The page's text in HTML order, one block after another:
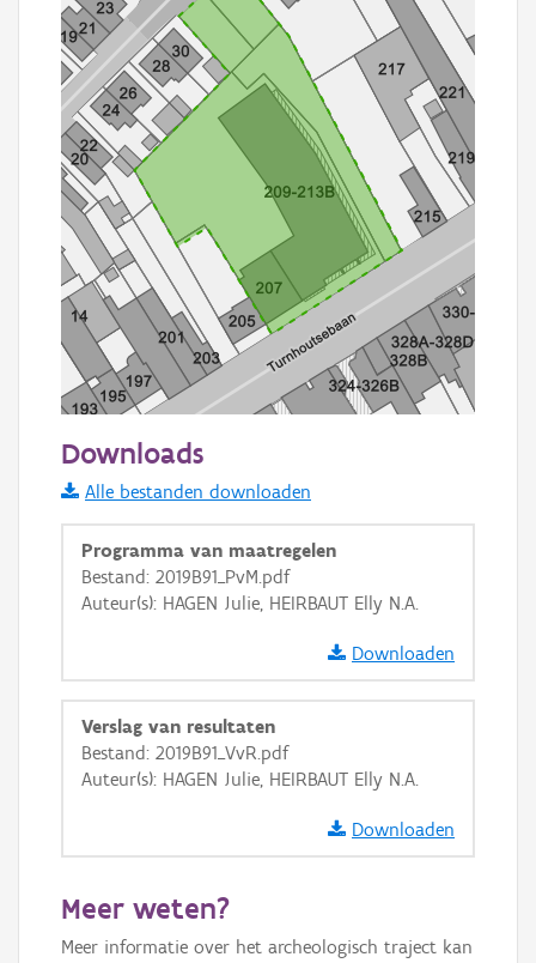
Informatie Vlaanderen
i
+ −
Basis Lagen
GRB-Basiskaart
GRB-Basiskaart in grijswaarden
Downloads
Alle bestanden downloaden
Programma van maatregelen
Bestand: 2019B91_PvM.pdf
Auteur(s): HAGEN Julie, HEIRBAUT Elly N.A.
Downloaden
Verslag van resultaten
Bestand: 2019B91_VvR.pdf
Auteur(s): HAGEN Julie, HEIRBAUT Elly N.A.
Downloaden
Meer weten?
Meer informatie over het archeologisch traject kan